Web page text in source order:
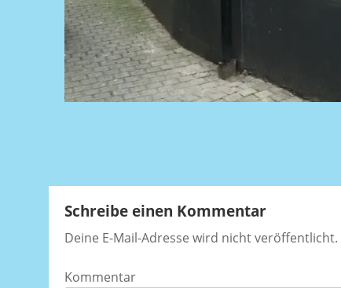
Beitragsnavigation
Schreibe einen Kommentar
Deine E-Mail-Adresse wird nicht veröffentlicht.
Kommentar